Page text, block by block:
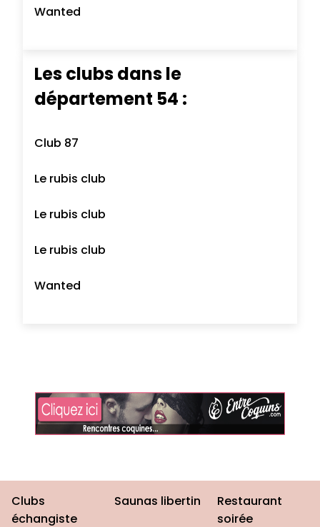
Wanted
Les clubs dans le
département 54 :
Club 87
Le rubis club
Le rubis club
Le rubis club
Wanted
Clubs
échangiste
Saunas libertin
Restaurant
soirée